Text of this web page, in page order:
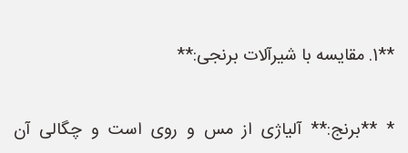
**1. مقایسه با شیرآلات برنجی:**
* **برنج:** آلیاژی از مس و روی است و چگالی آن